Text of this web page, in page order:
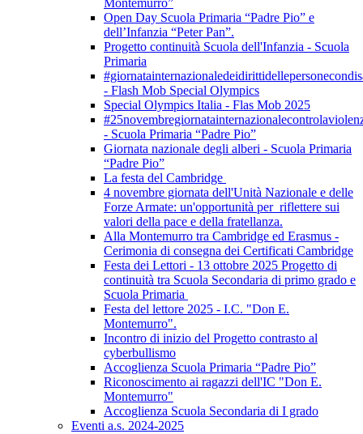
Montemurro”
Open Day Scuola Primaria “Padre Pio” e
dell’Infanzia “Peter Pan”.
Progetto continuità Scuola dell'Infanzia - Scuola
Primaria
- Flash Mob Special Olympics
Special Olympics Italia - Flas Mob 2025
- Scuola Primaria “Padre Pio”
Giornata nazionale degli alberi - Scuola Primaria
“Padre Pio”
La festa del Cambridge
4 novembre giornata dell'Unità Nazionale e delle
Forze Armate: un'opportunità per riflettere sui
valori della pace e della fratellanza.
Alla Montemurro tra Cambridge ed Erasmus -
Cerimonia di consegna dei Certificati Cambridge
Festa dei Lettori - 13 ottobre 2025 Progetto di
continuità tra Scuola Secondaria di primo grado e
Scuola Primaria
Festa del lettore 2025 - I.C. "Don E.
Montemurro".
Incontro di inizio del Progetto contrasto al
cyberbullismo
Accoglienza Scuola Primaria “Padre Pio”
Riconoscimento ai ragazzi dell'IC "Don E.
Montemurro"
Accoglienza Scuola Secondaria di I grado
Eventi a.s. 2024-2025